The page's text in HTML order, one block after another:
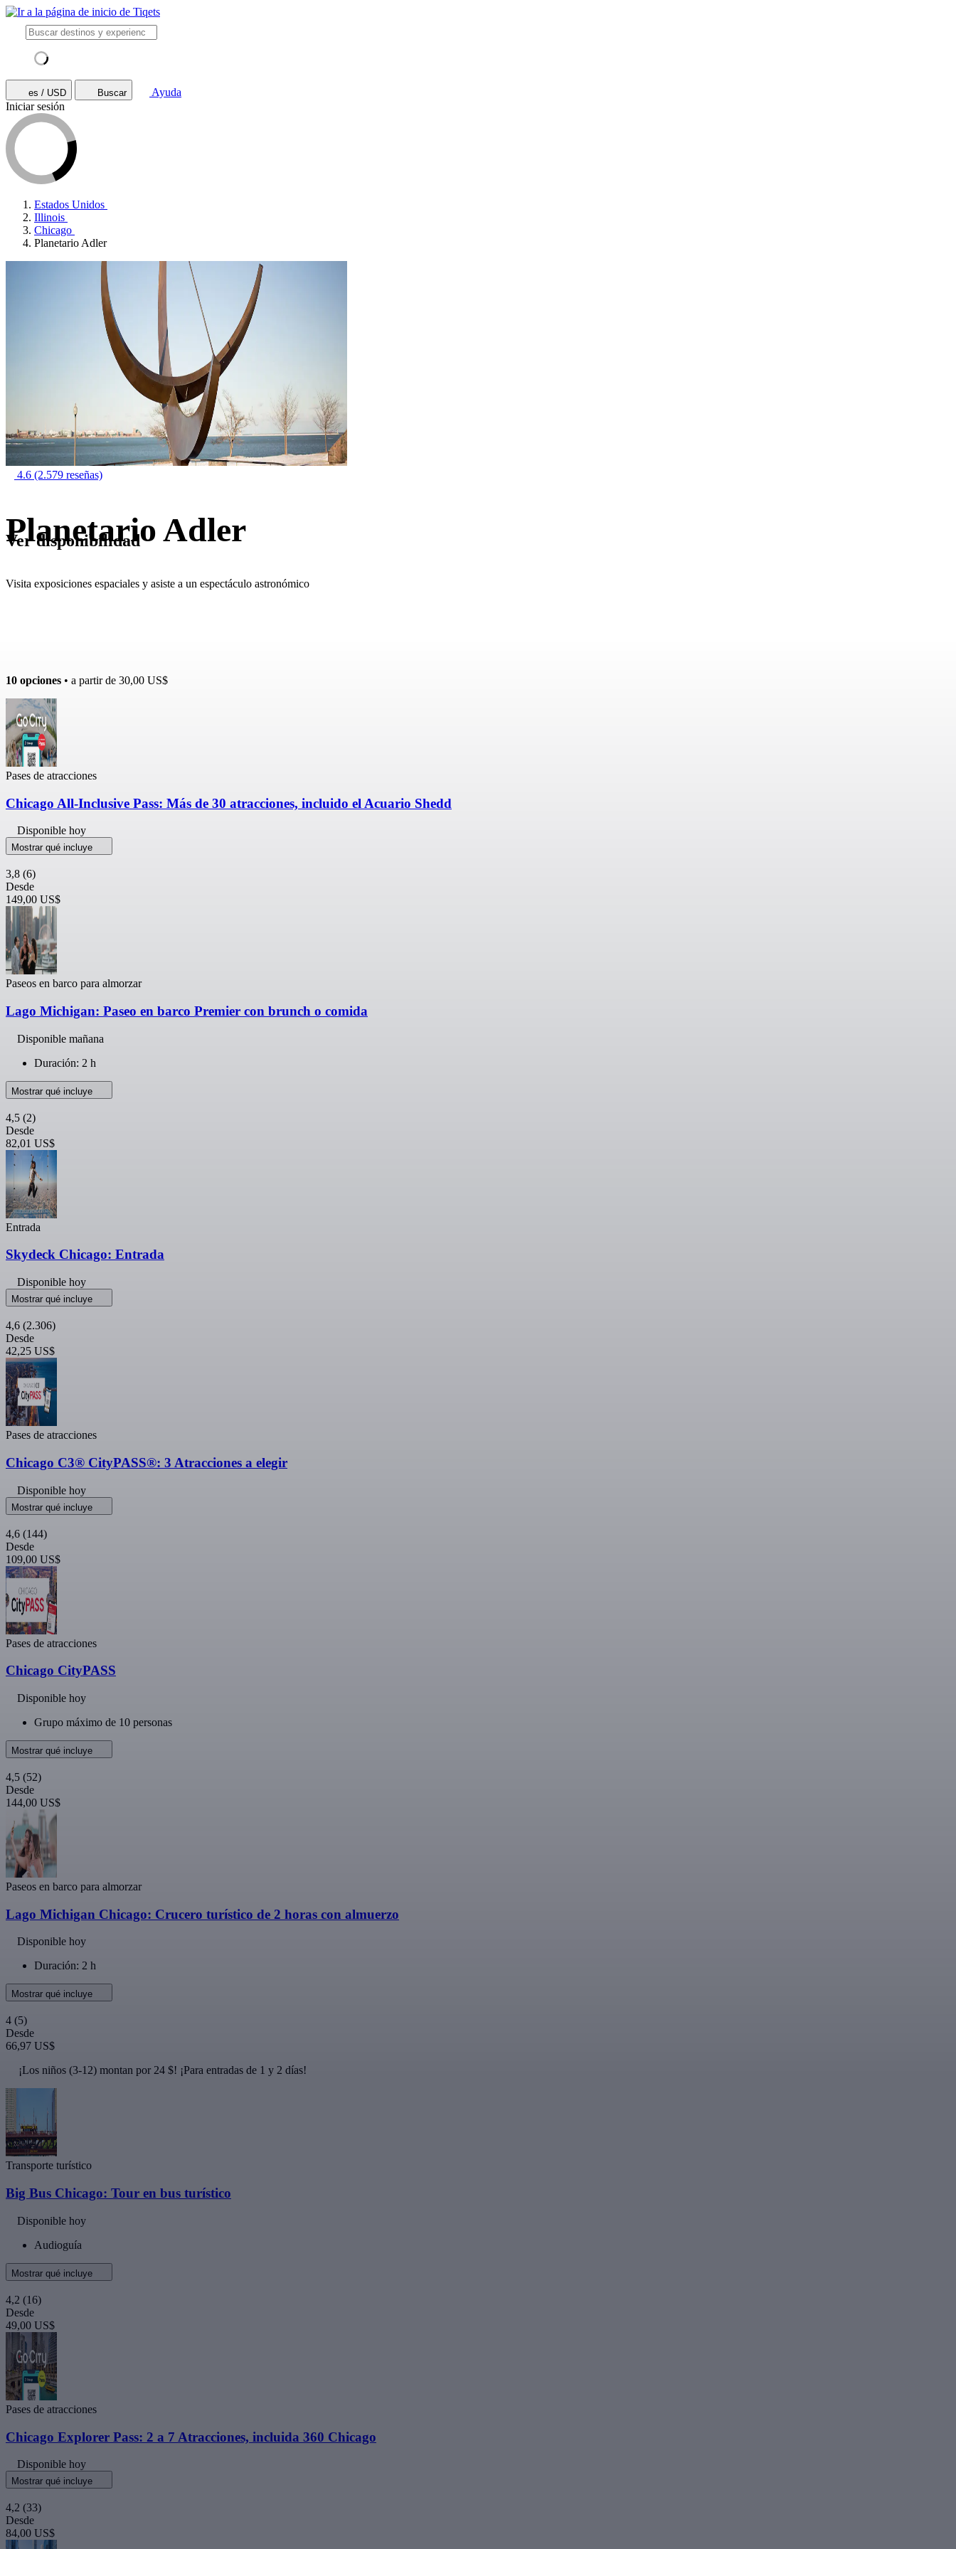
es / USD Buscar
Ayuda
Iniciar sesión
Estados Unidos
Illinois
Chicago
Planetario Adler
4.6 (2.579 reseñas)
Planetario Adler
Visita exposiciones espaciales y asiste a un espectáculo astronómico
Ver disponibilidad
10 opciones • a partir de 30,00 US$
Pases de atracciones
Chicago All-Inclusive Pass: Más de 30 atracciones, incluido el Acuario Shedd
Disponible hoy
Mostrar qué incluye
3,8 (6)
Desde
149,00 US$
Paseos en barco para almorzar
Lago Michigan: Paseo en barco Premier con brunch o comida
Disponible mañana
Duración: 2 h
Mostrar qué incluye
4,5 (2)
Desde
82,01 US$
Entrada
Skydeck Chicago: Entrada
Disponible hoy
Mostrar qué incluye
4,6 (2.306)
Desde
42,25 US$
Pases de atracciones
Chicago C3® CityPASS®: 3 Atracciones a elegir
Disponible hoy
Mostrar qué incluye
4,6 (144)
Desde
109,00 US$
Pases de atracciones
Chicago CityPASS
Disponible hoy
Grupo máximo de 10 personas
Mostrar qué incluye
4,5 (52)
Desde
144,00 US$
Paseos en barco para almorzar
Lago Michigan Chicago: Crucero turístico de 2 horas con almuerzo
Disponible hoy
Duración: 2 h
Mostrar qué incluye
4 (5)
Desde
66,97 US$
¡Los niños (3-12) montan por 24 $! ¡Para entradas de 1 y 2 días!
Transporte turístico
Big Bus Chicago: Tour en bus turístico
Disponible hoy
Audioguía
Mostrar qué incluye
4,2 (16)
Desde
49,00 US$
Pases de atracciones
Chicago Explorer Pass: 2 a 7 Atracciones, incluida 360 Chicago
Disponible hoy
Mostrar qué incluye
4,2 (33)
Desde
84,00 US$